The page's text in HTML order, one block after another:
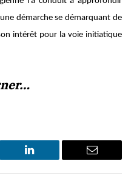
démarche se démarquant de
intérêt pour la voie initiatique
LinkedIn Email